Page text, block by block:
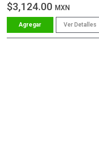
$3,124.00 MXN
Ver Detalles